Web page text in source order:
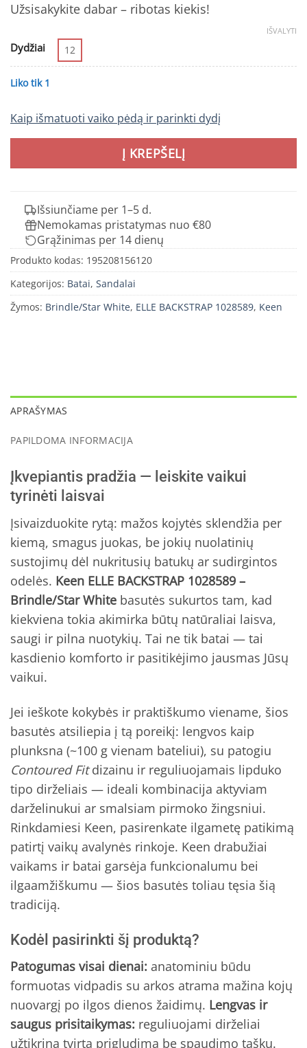
Užsisakykite dabar – ribotas kiekis!
Dydžiai 12
IŠVALYTI
Liko tik 1
Kaip išmatuoti vaiko pėdą ir parinkti dydį
Į KREPŠELĮ
Išsiunčiame per 1–5 d.
Nemokamas pristatymas nuo €80
Grąžinimas per 14 dienų
Produkto kodas: 195208156120
Kategorijos: Batai, Sandalai
Žymos: Brindle/Star White, ELLE BACKSTRAP 1028589, Keen
APRAŠYMAS
PAPILDOMA INFORMACIJA
Įkvepiantis pradžia — leiskite vaikui
tyrinėti laisvai
Įsivaizduokite rytą: mažos kojytės sklendžia per
kiemą, smagus juokas, be jokių nuolatinių
sustojimų dėl nukritusių batukų ar sudirgintos
odelės. Keen ELLE BACKSTRAP 1028589 –
Brindle/Star White basutės sukurtos tam, kad
kiekviena tokia akimirka būtų natūraliai laisva,
saugi ir pilna nuotykių. Tai ne tik batai — tai
kasdienio komforto ir pasitikėjimo jausmas Jūsų
vaikui.
Jei ieškote kokybės ir praktiškumo viename, šios
basutės atsiliepia į tą poreikį: lengvos kaip
plunksna (~100 g vienam bateliui), su patogiu
Contoured Fitdizainu ir reguliuojamais lipduko
tipo dirželiais — ideali kombinacija aktyviam
darželinukui ar smalsiam pirmoko žingsniui.
Rinkdamiesi Keen, pasirenkate ilgametę patikimą
patirtį vaikų avalynės rinkoje. Keen drabužiai
vaikams ir batai garsėja funkcionalumu bei
ilgaamžiškumu — šios basutės toliau tęsia šią
tradiciją.
Kodėl pasirinkti šį produktą?
Patogumas visai dienai: anatominiu būdu
formuotas vidpadis su arkos atrama mažina kojų
nuovargį po ilgos dienos žaidimų. Lengvas ir
saugus prisitaikymas: reguliuojami dirželiai
užtikrina tvirtą prigludimą be spaudimo taškų.